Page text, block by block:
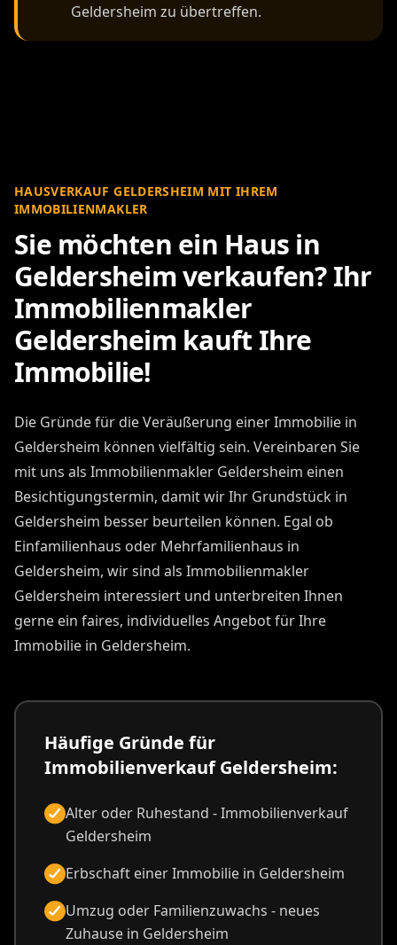
Geldersheim zu übertreffen.
HAUSVERKAUF GELDERSHEIM MIT IHREM
IMMOBILIENMAKLER
Sie möchten ein Haus in
Geldersheim verkaufen? Ihr
Immobilienmakler
Geldersheim kauft Ihre
Immobilie!
Die Gründe für die Veräußerung einer Immobilie in
Geldersheim können vielfältig sein. Vereinbaren Sie
mit uns als Immobilienmakler Geldersheim einen
Besichtigungstermin, damit wir Ihr Grundstück in
Geldersheim besser beurteilen können. Egal ob
Einfamilienhaus oder Mehrfamilienhaus in
Geldersheim, wir sind als Immobilienmakler
Geldersheim interessiert und unterbreiten Ihnen
gerne ein faires, individuelles Angebot für Ihre
Immobilie in Geldersheim.
Häufige Gründe für
Immobilienverkauf Geldersheim:
Alter oder Ruhestand - Immobilienverkauf
Geldersheim
Erbschaft einer Immobilie in Geldersheim
Umzug oder Familienzuwachs - neues
Zuhause in Geldersheim